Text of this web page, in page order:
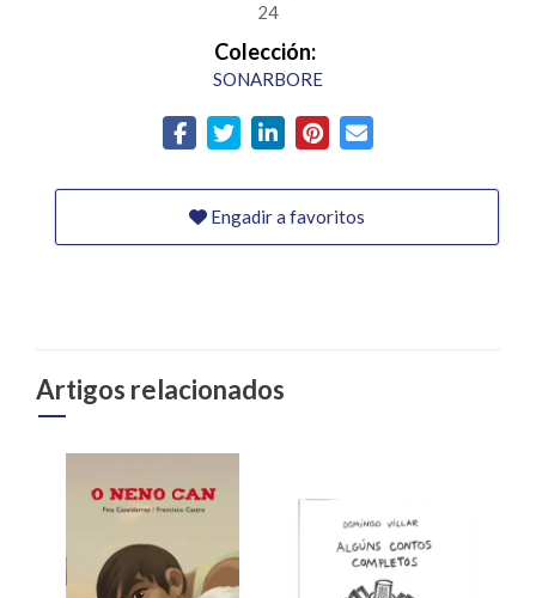
24
Colección:
SONARBORE
Engadir a favoritos
Artigos relacionados